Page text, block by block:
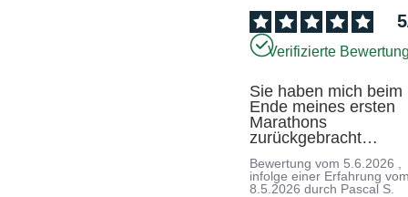
5
Verifizierte
Sie haben mich beim
Ende meines ersten
Marathons
zurückgebracht…
Bewertung vom 5.6.2026
infolge einer Erfahrung
8.5.2026 durch Pascal S.